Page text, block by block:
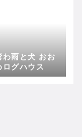
わ雨と犬 おお
ログハウス